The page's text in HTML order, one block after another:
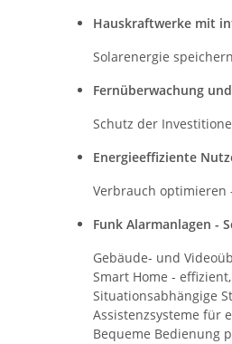
Hauskraftwerke mit
Solarenergie
Fernüberwachung
Schutz der
Energieeffiziente
Verbrauch optimieren
Funk Alarmanlagen -
Gebäude- und
Smart Home -
Situationsabhängige
Assistenzsysteme für
Bequeme Bedienung